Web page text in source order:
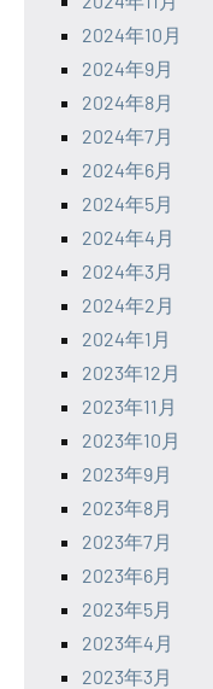
2024年10月
2024年9月
2024年8月
2024年7月
2024年6月
2024年5月
2024年4月
2024年3月
2024年2月
2024年1月
2023年12月
2023年11月
2023年10月
2023年9月
2023年8月
2023年7月
2023年6月
2023年5月
2023年4月
2023年3月